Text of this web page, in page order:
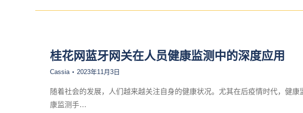
桂花网蓝牙网关在人员健康监测中的深度应用
Cassia 2023年11月3日
随着社会的发展，人们越来越关注自身的健康状况。尤其在后疫情时代，健
康监测手…